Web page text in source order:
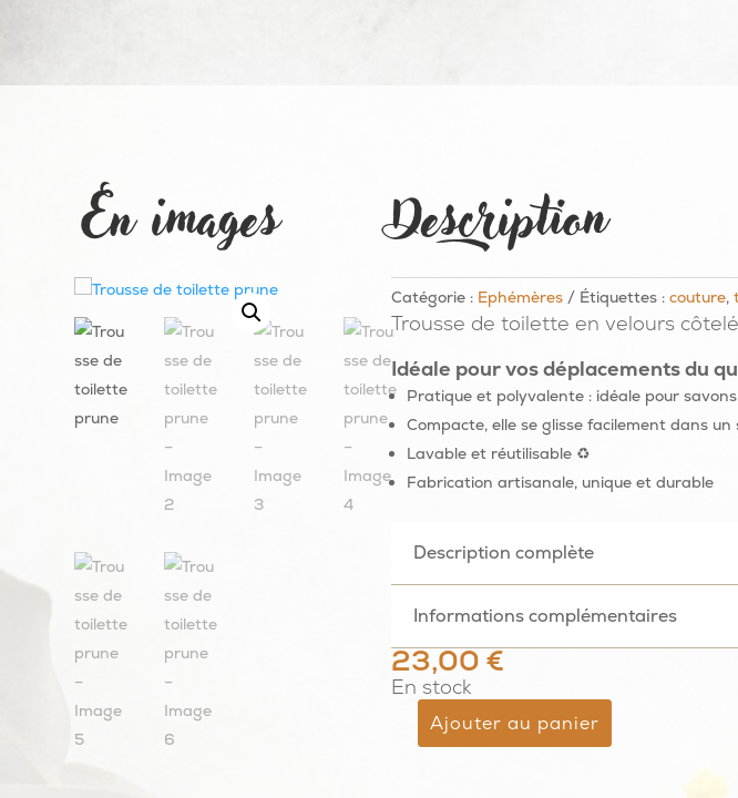
En images Description
Catégorie : Ephémères Étiquettes : couture,
Trousse de toilette en velours
Idéale pour vos déplacements du
Pratique et polyvalente : idéale pour
Compacte, elle se glisse facilement dans un
Lavable et réutilisable ♻️
Fabrication artisanale, unique et durable
Description complète
Informations complémentaires
23,00€
En stock
quantitéAjouter au panier